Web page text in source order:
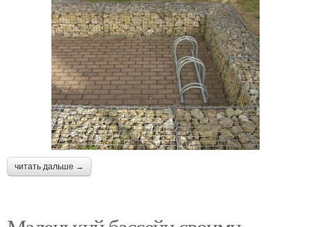
читать дальше →